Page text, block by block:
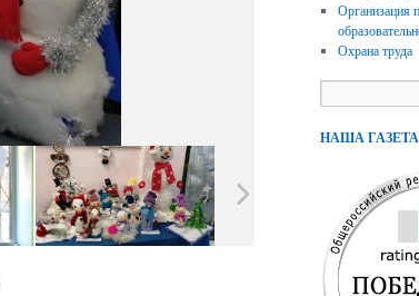
Организация
Охрана труда
НАША ГАЗЕТА